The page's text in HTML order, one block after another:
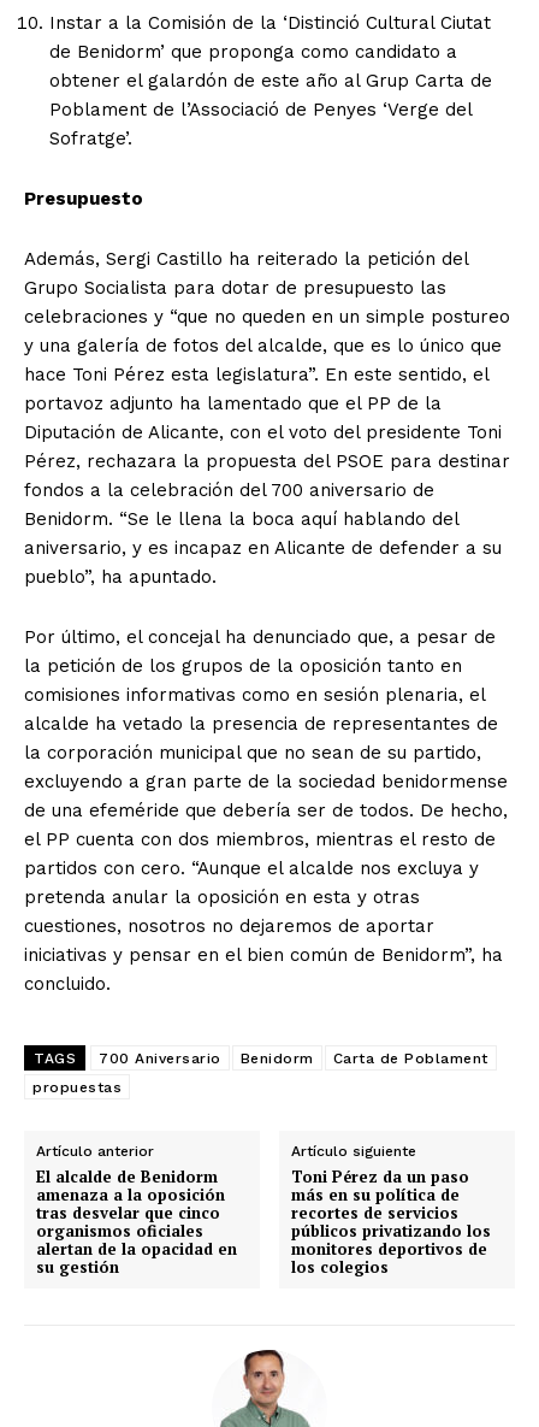
Instar a la Comisión de la ‘Distinció Cultural Ciutat
de Benidorm’ que proponga como candidato a
obtener el galardón de este año al Grup Carta de
Poblament de l’Associació de Penyes ‘Verge del
Sofratge’.
Presupuesto
Además, Sergi Castillo ha reiterado la petición del
Grupo Socialista para dotar de presupuesto las
celebraciones y “que no queden en un simple postureo
y una galería de fotos del alcalde, que es lo único que
hace Toni Pérez esta legislatura”. En este sentido, el
portavoz adjunto ha lamentado que el PP de la
Diputación de Alicante, con el voto del presidente Toni
Pérez, rechazara la propuesta del PSOE para destinar
fondos a la celebración del 700 aniversario de
Benidorm. “Se le llena la boca aquí hablando del
aniversario, y es incapaz en Alicante de defender a su
pueblo”, ha apuntado.
Por último, el concejal ha denunciado que, a pesar de
la petición de los grupos de la oposición tanto en
comisiones informativas como en sesión plenaria, el
alcalde ha vetado la presencia de representantes de
la corporación municipal que no sean de su partido,
excluyendo a gran parte de la sociedad benidormense
de una efeméride que debería ser de todos. De hecho,
el PP cuenta con dos miembros, mientras el resto de
partidos con cero. “Aunque el alcalde nos excluya y
pretenda anular la oposición en esta y otras
cuestiones, nosotros no dejaremos de aportar
iniciativas y pensar en el bien común de Benidorm”, ha
concluido.
TAGS 700 Aniversario Benidorm
Carta de Poblament
propuestas
Artículo anterior
El alcalde de Benidorm
amenaza a la oposición
tras desvelar que cinco
organismos oficiales
alertan de la opacidad en
su gestión
Artículo siguiente
Toni Pérez da un paso
más en su política de
recortes de servicios
públicos privatizando los
monitores deportivos de
los colegios